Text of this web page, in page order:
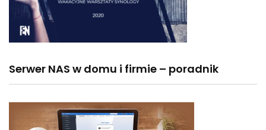
Serwer NAS w domu i firmie – poradnik